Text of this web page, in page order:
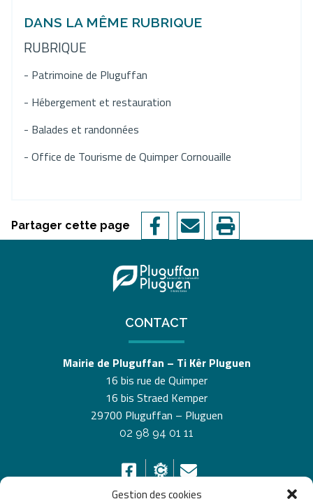
Gestion des cookies
DANS LA MÊME RUBRIQUE
RUBRIQUE
- Patrimoine de Pluguffan
- Hébergement et restauration
- Balades et randonnées
- Office de Tourisme de Quimper Cornouaille
Partager cette page
CONTACT
Mairie de Pluguffan – Ti Kêr Pluguen
16 bis rue de Quimper
16 bis Straed Kemper
29700 Pluguffan – Pluguen
02 98 94 01 11